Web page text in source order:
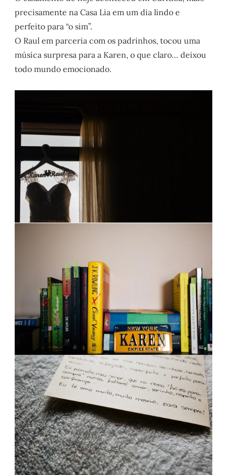
precisamente na Casa Lia em um dia lindo e
perfeito para “o sim”.
O Raul em parceria com os padrinhos, tocou uma
música surpresa para a Karen, o que claro… deixou
todo mundo emocionado.